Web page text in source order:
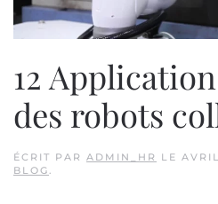
12
des robots
ÉCRIT PAR ADMIN_HR LE
BLOG.